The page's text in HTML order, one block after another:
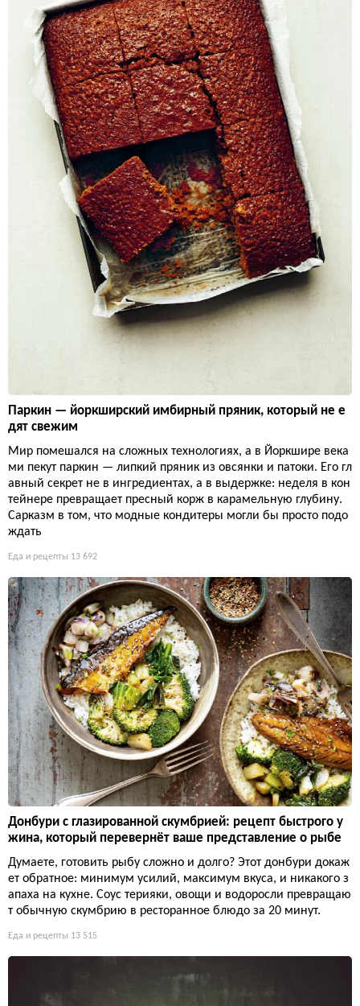
Паркин — йоркширский имбирный пряник, который не е
дят свежим
Мир помешался на сложных технологиях, а в Йоркшире века
ми пекут паркин — липкий пряник из овсянки и патоки. Его гл
авный секрет не в ингредиентах, а в выдержке: неделя в кон
тейнере превращает пресный корж в карамельную глубину.
Сарказм в том, что модные кондитеры могли бы просто подо
ждать
Еда и рецепты 13 692
Донбури с глазированной скумбрией: рецепт быстрого у
жина, который перевернёт ваше представление о рыбе
Думаете, готовить рыбу сложно и долго? Этот донбури докаж
ет обратное: минимум усилий, максимум вкуса, и никакого з
апаха на кухне. Соус терияки, овощи и водоросли превращаю
т обычную скумбрию в ресторанное блюдо за 20 минут.
Еда и рецепты 13 515